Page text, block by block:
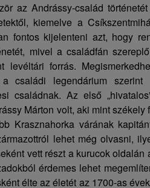
az Andrássy-család
kiemelve a
fontos kijelenteni azt, hogy
mivel a családfán
levéltári forrás.
családi legendárium
családnak. Az első
Márton volt, aki mint
Krasznahorka várának
lehet még olvasni,
vett részt a kurucok
érdemes lehet
élte az életét az 1700-as